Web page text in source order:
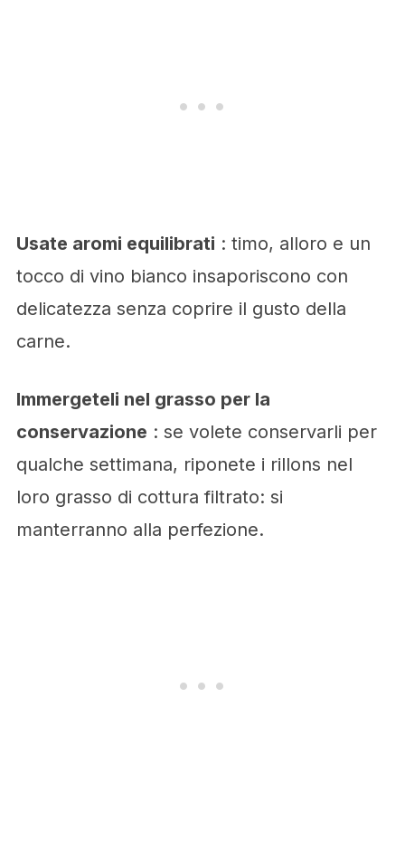
Usate aromi equilibrati : timo, alloro e un
tocco di vino bianco insaporiscono con
delicatezza senza coprire il gusto della
carne.
Immergeteli nel grasso per la
conservazione : se volete conservarli per
qualche settimana, riponete i rillons nel
loro grasso di cottura filtrato: si
manterranno alla perfezione.